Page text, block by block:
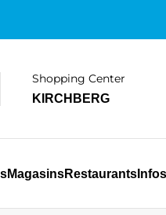
Shopping Center
KIRCHBERG
MagasinsRestaurants